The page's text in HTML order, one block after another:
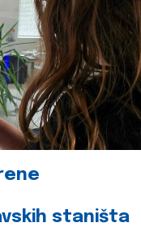
staništa